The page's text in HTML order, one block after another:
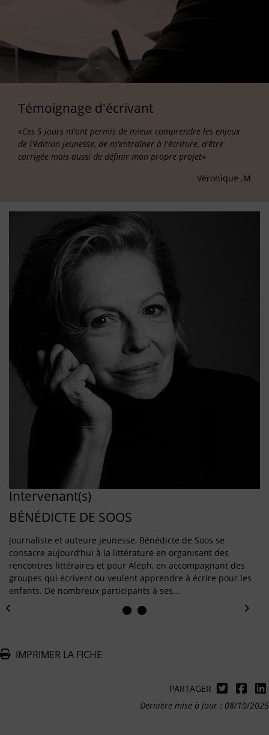
Témoignage d'écrivant
«Ces 5 jours m'ont permis de mieux comprendre les enjeux
de l'édition jeunesse, de m'entraîner à l'écriture, d'être
corrigée mais aussi de définir mon propre projet»
Véronique .M
Intervenant(s)
BÉNÉDICTE DE SOOS
Journaliste et auteure jeunesse, Bénédicte de Soos se
consacre aujourd’hui à la littérature en organisant des
rencontres littéraires et pour Aleph, en accompagnant des
groupes qui écrivent ou veulent apprendre à écrire pour les
enfants. De nombreux participants à ses…
IMPRIMER LA FICHE
PARTAGER
Dernière mise à jour : 08/10/2025